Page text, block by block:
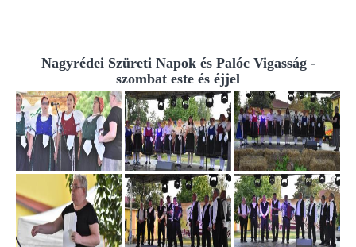
Nagyrédei Szüreti Napok és Palóc Vigasság -
szombat este és éjjel